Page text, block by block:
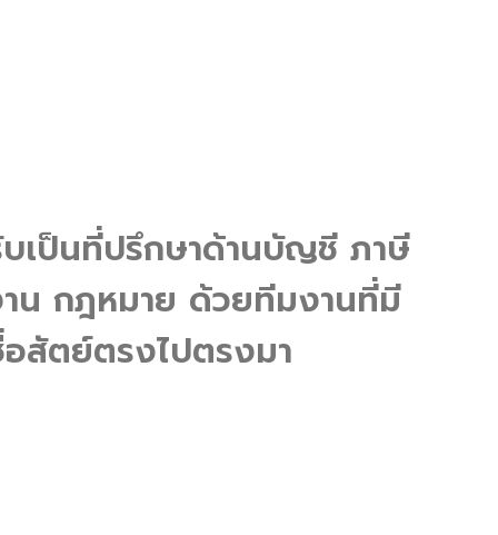
บเป็นที่ปรึกษาด้านบัญชี ภาษี
น กฎหมาย ด้วยทีมงานที่มี
สัตย์ตรงไปตรงมา